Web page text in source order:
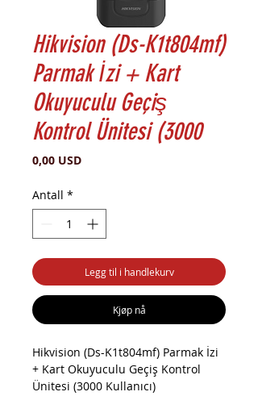
Hikvision (Ds-K1t804mf)
Parmak İzi + Kart
Okuyuculu Geçiş
Kontrol Ünitesi (3000
0,00 USDPris
Antall *
Legg til i handlekurv
Kjøp nå
Hikvision (Ds-K1t804mf) Parmak İzi
+ Kart Okuyuculu Geçiş Kontrol
Ünitesi (3000 Kullanıcı)